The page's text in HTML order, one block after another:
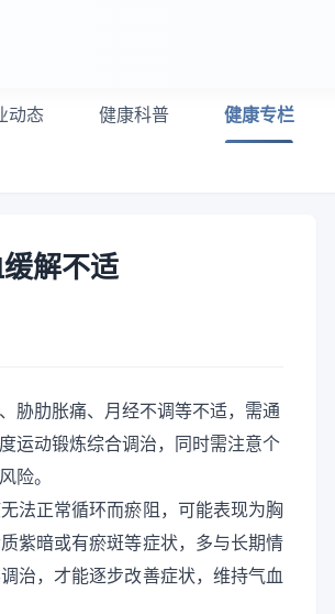
动态 健康科普 健康专栏
解不适
胁肋胀痛、月经不调等不适，需通
运动锻炼综合调治，同时需注意个
险。
法正常循环而瘀阻，可能表现为胸
紫暗或有瘀斑等症状，多与长期情
治，才能逐步改善症状，维持气血